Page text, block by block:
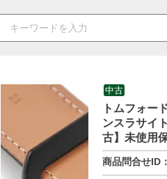
中古
トムフォー
ンスラサイ
古】未使用
商品問合せID：